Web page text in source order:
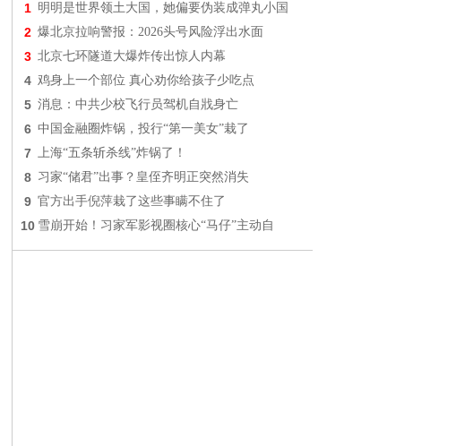
1 明明是世界领土大国，她偏要伪装成弹丸小国
2 爆北京拉响警报：2026头号风险浮出水面
3 北京七环隧道大爆炸传出惊人内幕
4 鸡身上一个部位 真心劝你给孩子少吃点
5 消息：中共少校飞行员驾机自戕身亡
6 中国金融圈炸锅，投行“第一美女”栽了
7 上海“五条斩杀线”炸锅了！
8 习家“储君”出事？皇侄齐明正突然消失
9 官方出手倪萍栽了这些事瞒不住了
10 雪崩开始！习家军影视圈核心“马仔”主动自